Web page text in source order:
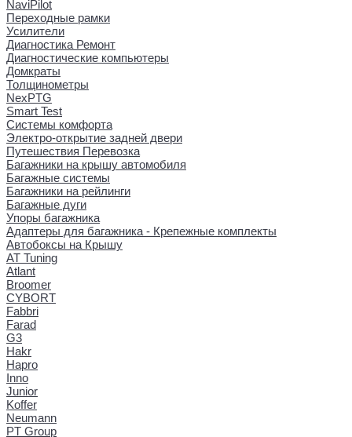
NaviPilot
Переходные рамки
Усилители
Диагностика Ремонт
Диагностические компьютеры
Домкраты
Толщинометры
NexPTG
Smart Test
Системы комфорта
Электро-открытие задней двери
Путешествия Перевозка
Багажники на крышу автомобиля
Багажные системы
Багажники на рейлинги
Багажные дуги
Упоры багажника
Адаптеры для багажника - Крепежные комплекты
Автобоксы на Крышу
AT Tuning
Atlant
Broomer
CYBORT
Fabbri
Farad
G3
Hakr
Hapro
Inno
Junior
Koffer
Neumann
PT Group